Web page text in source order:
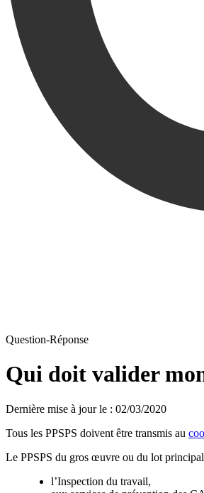
Question-Réponse
Qui doit valider
Dernière mise à jour le : 02/03/2020
Tous les PPSPS doivent être transmis au
Le PPSPS du gros œuvre ou du lot
l’Inspection du travail,